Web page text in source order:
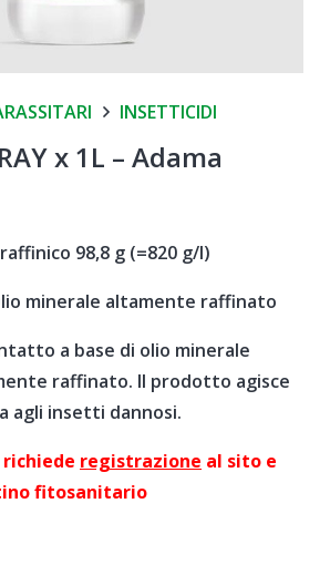
INSETTICIDI
x 1L – Adama
98,8 g (=820 g/l)
minerale altamente raffinato
a base di olio minerale
raffinato. Il prodotto agisce
agli insetti dannosi.
richiede registrazione al sito e
fitosanitario